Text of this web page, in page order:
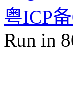
粤ICP
Run in